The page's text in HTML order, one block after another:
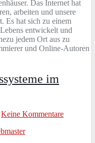
Das Internet hat
arbeiten und unsere
Es hat sich zu einem
entwickelt und
jedem Ort aus zu
und Online-Autoren
im
Keine Kommentare